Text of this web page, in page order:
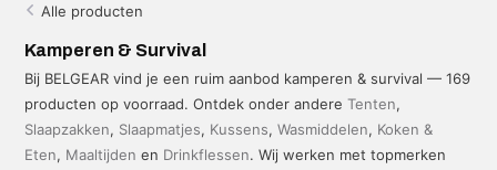
Alle producten
Kamperen & Survival
Bij BELGEAR vind je een ruim aanbod kamperen & survival — 169
producten op voorraad. Ontdek onder andereTenten,
Slaapzakken, Slaapmatjes, Kussens,Wasmiddelen, Koken &
Eten, Maaltijden en Drinkflessen. Wij werken met topmerken